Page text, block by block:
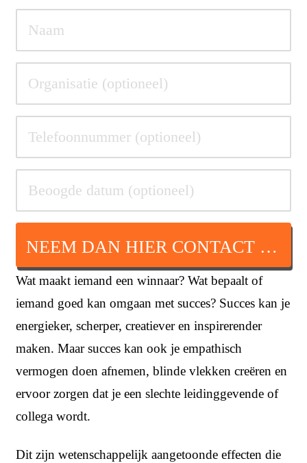
NEEM DAN HIER CONTACT OP
Wat maakt iemand een winnaar? Wat bepaalt of
iemand goed kan omgaan met succes? Succes kan je
energieker, scherper, creatiever en inspirerender
maken. Maar succes kan ook je empathisch
vermogen doen afnemen, blinde vlekken creëren en
ervoor zorgen dat je een slechte leidinggevende of
collega wordt.
Dit zijn wetenschappelijk aangetoonde effecten die